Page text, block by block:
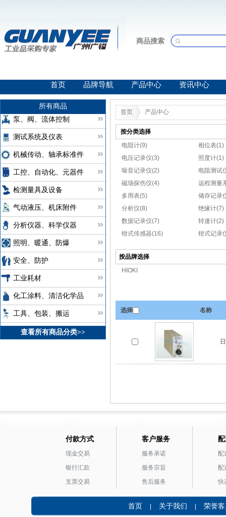
商品搜索
首页 品牌导航 产品中心 资讯中心
所有商品
泵、阀、流体控制
测试系统及仪表
机械传动、轴承标准件
工控、自动化、元器件
检测量具及设备
气动液压、机床附件
分析仪器、科学仪器
照明、暖通、防爆
安全、防护
工业耗材
化工涂料、清洁化学品
工具、包装、搬运
查看所有商品分类>>
首页 产品中心
按分类选择
电阻计(9)
相位表(1)
电压记录仪(3)
照度计(1)
噪音记录仪(2)
电阻测试
磁场探伤仪(4)
远程测量
多用表(5)
储存记录
分析仪(8)
绝缘计(7)
数据记录仪(7)
转速计(2)
钳式传感器(16)
钳式记录
按品牌选择
HIOKI
选择 名称
付款方式
现金交易
银行汇款
支票交易
客户服务
服务承诺
服务宗旨
售后服务
配
配
快
首页 | 关于我们 | 荣誉